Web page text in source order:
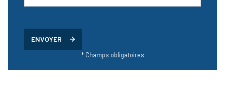
ENVOYER
* Champs obligatoires